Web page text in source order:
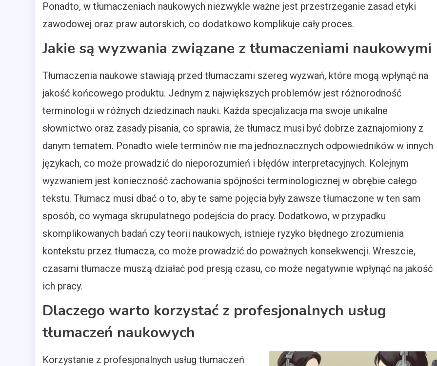
Ponadto, w tłumaczeniach naukowych niezwykle ważne jest przestrzeganie zasad etyki
zawodowej oraz praw autorskich, co dodatkowo komplikuje cały proces.
Jakie są wyzwania związane z tłumaczeniami naukowymi
Tłumaczenia naukowe stawiają przed tłumaczami szereg wyzwań, które mogą wpłynąć na
jakość końcowego produktu. Jednym z największych problemów jest różnorodność
terminologii w różnych dziedzinach nauki. Każda specjalizacja ma swoje unikalne
słownictwo oraz zasady pisania, co sprawia, że tłumacz musi być dobrze zaznajomiony z
danym tematem. Ponadto wiele terminów nie ma jednoznacznych odpowiedników w innych
językach, co może prowadzić do nieporozumień i błędów interpretacyjnych. Kolejnym
wyzwaniem jest konieczność zachowania spójności terminologicznej w obrębie całego
tekstu. Tłumacz musi dbać o to, aby te same pojęcia były zawsze tłumaczone w ten sam
sposób, co wymaga skrupulatnego podejścia do pracy. Dodatkowo, w przypadku
skomplikowanych badań czy teorii naukowych, istnieje ryzyko błędnego zrozumienia
kontekstu przez tłumacza, co może prowadzić do poważnych konsekwencji. Wreszcie,
czasami tłumacze muszą działać pod presją czasu, co może negatywnie wpłynąć na jakość
ich pracy.
Dlaczego warto korzystać z profesjonalnych usług
tłumaczeń naukowych
Korzystanie z profesjonalnych usług tłumaczeń